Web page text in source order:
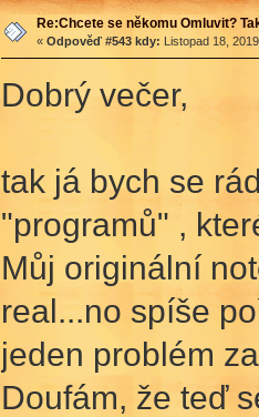
Re:Chcete se někomu Omluvit?
« Odpověď #543 kdy: Listopad 18,
Dobrý večer,
tak já bych se
"programů" ,
Můj originální
real...no spíše
jeden problém
Doufám, že teď